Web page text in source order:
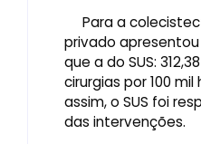
Para a
privado
que a do SUS:
cirurgias por 100
assim, o SUS foi
das intervenções.